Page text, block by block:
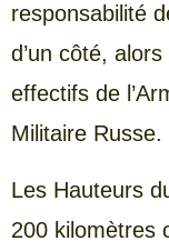
responsabilité
d’un côté,
effectifs de
Militaire Russe.
Les Hauteurs
200 kilomètres